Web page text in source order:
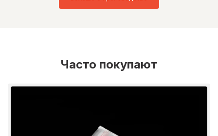
Часто покупают